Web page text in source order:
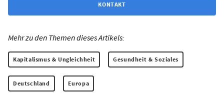
KONTAKT
Mehr zu den Themen dieses Artikels:
Kapitalismus & Ungleichheit Gesundheit & Soziales
Deutschland Europa